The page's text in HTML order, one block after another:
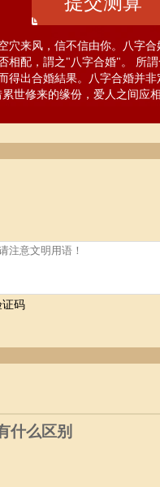
穴来风，信不信由你。八字
相配，謂之"八字合婚"。 所
得出合婚結果。八字合婚并
世修来的缘份，爱人之间应
什么区别